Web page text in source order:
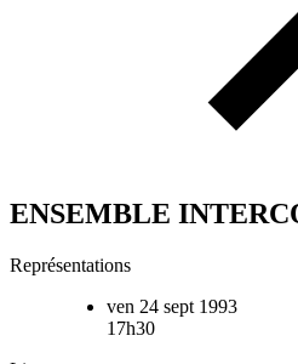
ENSEMBLE
Représentations
ven 24 sept 1993
17h30